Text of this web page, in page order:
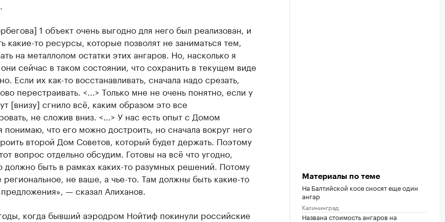
1 объект очень выгодно для него был реализован, и
какие-то ресурсы, которые позволят не заниматься тем,
на металлолом остатки этих ангаров. Но, насколько я
сейчас в таком состоянии, что сохранить в текущем виде
Если их как-то восстанавливать, сначала надо срезать,
перестраивать. <...> Только мне не очень понятно, если у
[внизу] сгнило всё, каким образом это все
не сложив вниз. <...> У нас есть опыт с Домом
понимаю, что его можно достроить, но сначала вокруг него
второй Дом Советов, который будет держать. Поэтому
вопрос отдельно обсудим. Готовы на всё что угодно,
должно быть в рамках каких-то разумных решений. Потому
региональное, не ваше, а чье-то. Там должны быть какие-то
— сказал Алиханов.
когда бывший аэродром Нойтиф покинули российские
Материалы по теме
На Балтийской косе сносят еще один
ангар
Калининград
Названа стоимость ангаров на